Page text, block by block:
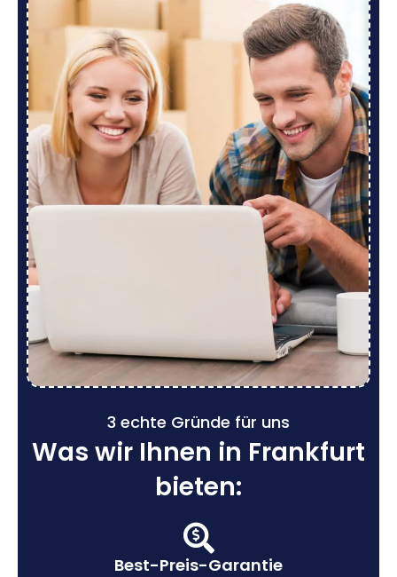
3 echte Gründe für uns
Was wir Ihnen in Frankfurt
bieten:
Best-Preis-Garantie